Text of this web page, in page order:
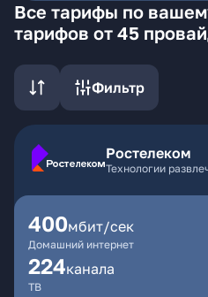
Все тарифы по
тарифов от 45
Фильтр
Ростелеком
Технологии
400мбит/сек
Домашний интернет
224каналa
ТВ